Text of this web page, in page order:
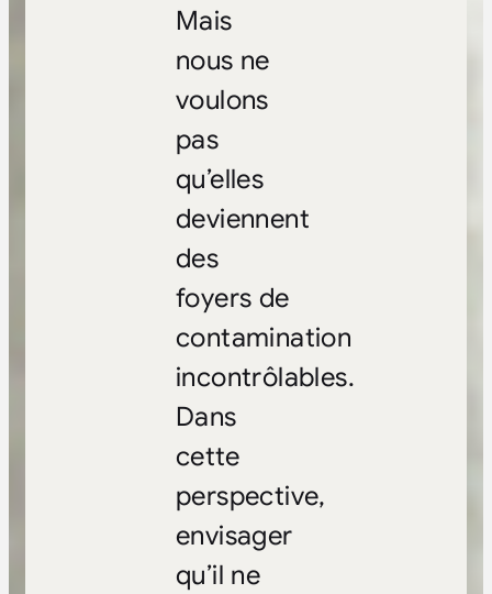
Mais
nous ne
voulons
pas
qu’elles
deviennent
des
foyers de
contamination
incontrôlables.
Dans
cette
perspective,
envisager
qu’il ne